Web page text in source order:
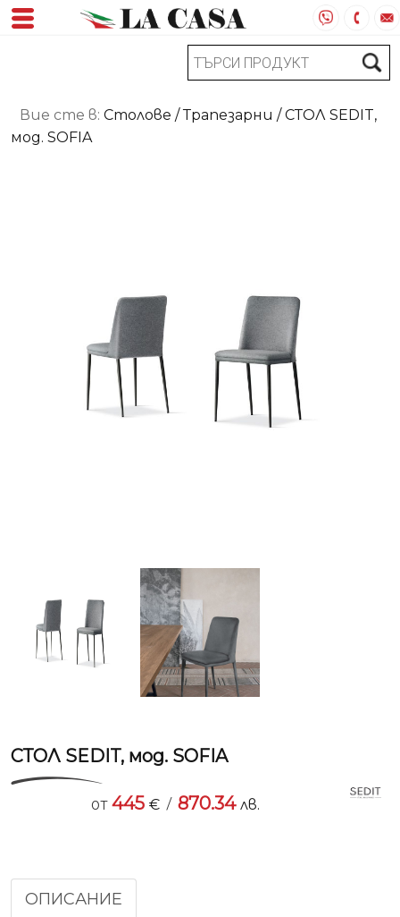
Вие сте в: Столове /Трапезарни / СТОЛ SEDIT,
мод. SOFIA
СТОЛ SEDIT, мод. SOFIA
от445 € / 870.34 лв.
ОПИСАНИЕ